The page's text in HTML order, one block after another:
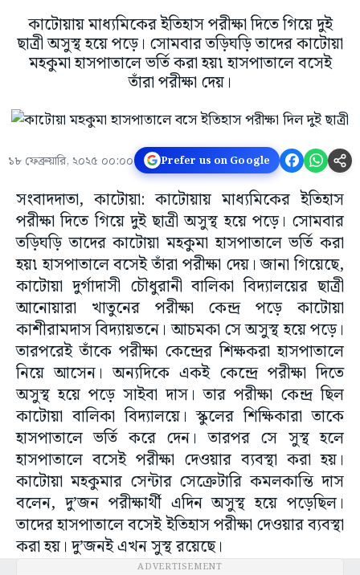
কাটোয়ায় মাধ্যমিকের ইতিহাস পরীক্ষা দিতে গিয়ে দুই
ছাত্রী অসুস্থ হয়ে পড়ে। সোমবার তড়িঘড়ি তাদের কাটোয়া
মহকুমা হাসপাতালে ভর্তি করা হয়৷ হাসপাতালে বসেই
তাঁরা পরীক্ষা দেয়।
১৮ ফেব্রুয়ারি, ২০২৫ ০০:০০ Prefer us on Google
সংবাদদাতা, কাটোয়া: কাটোয়ায় মাধ্যমিকের ইতিহাস
পরীক্ষা দিতে গিয়ে দুই ছাত্রী অসুস্থ হয়ে পড়ে। সোমবার
তড়িঘড়ি তাদের কাটোয়া মহকুমা হাসপাতালে ভর্তি করা
হয়৷ হাসপাতালে বসেই তাঁরা পরীক্ষা দেয়। জানা গিয়েছে,
কাটোয়া দুর্গাদাসী চৌধুরানী বালিকা বিদ্যালয়ের ছাত্রী
আনোয়ারা খাতুনের পরীক্ষা কেন্দ্র পড়ে কাটোয়া
কাশীরামদাস বিদ্যায়তনে। আচমকা সে অসুস্থ হয়ে পড়ে।
তারপরেই তাঁকে পরীক্ষা কেন্দ্রের শিক্ষকরা হাসপাতালে
নিয়ে আসেন। অন্যদিকে একই কেন্দ্রে পরীক্ষা দিতে
অসুস্থ হয়ে পড়ে সাইবা দাস। তার পরীক্ষা কেন্দ্র ছিল
কাটোয়া বালিকা বিদ্যালয়ে। স্কুলের শিক্ষিকারা তাকে
হাসপাতালে ভর্তি করে দেন। তারপর সে সুস্থ হলে
হাসপাতালে বসেই পরীক্ষা দেওয়ার ব্যবস্থা করা হয়।
কাটোয়া মহকুমার সেন্টার সেক্রেটারি কমলকান্তি দাস
বলেন, দু’জন পরীক্ষার্থী এদিন অসুস্থ হয়ে পড়েছিল।
তাদের হাসপাতালে বসেই ইতিহাস পরীক্ষা দেওয়ার ব্যবস্থা
করা হয়। দু’জনই এখন সুস্থ রয়েছে।
ADVERTISEMENT